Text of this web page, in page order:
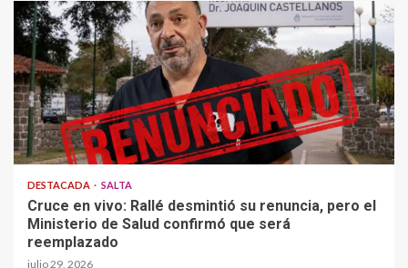
DESTACADA SALTA
Cruce en vivo: Rallé desmintió su renuncia, pero el
Ministerio de Salud confirmó que será
reemplazado
julio 29, 2026